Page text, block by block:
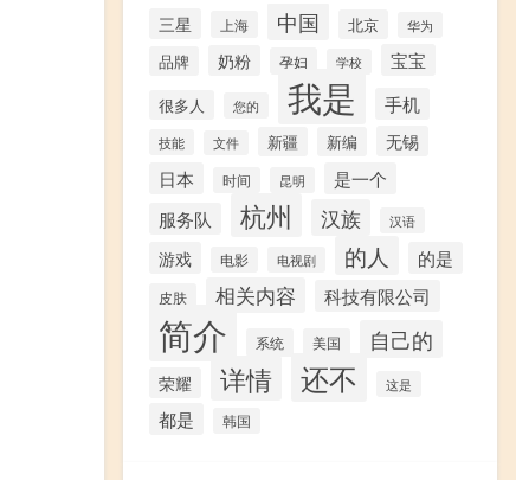
三星 上海 中国 北京 华为
品牌 奶粉 孕妇 学校 宝宝
很多人 您的 我是 手机
技能 文件 新疆 新编 无锡
日本 时间 昆明
是一个
服务队
杭州 汉族 汉语
游戏 电影 电视剧 的人 的是
皮肤 相关内容 科技有限公司
简介 系统 美国 自己的
荣耀 详情 还不 这是
都是 韩国